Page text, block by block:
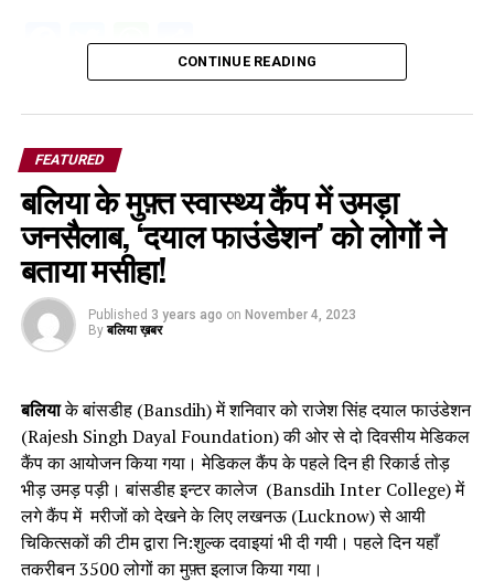
Facebook
Twitter
WhatsApp
Share
CONTINUE READING
FEATURED
बलिया के मुफ़्त स्वास्थ्य कैंप में उमड़ा
जनसैलाब, ‘दयाल फाउंडेशन’ को लोगों ने
बताया मसीहा!
Published 3 years ago on November 4, 2023
By बलिया ख़बर
बलियाके बांसडीह (Bansdih) में शनिवार को राजेश सिंह दयाल फाउंडेशन
(Rajesh Singh Dayal Foundation) की ओर से दो दिवसीय मेडिकल
कैंप का आयोजन किया गया। मेडिकल कैंप के पहले दिन ही रिकार्ड तोड़
भीड़ उमड़ पड़ी। बांसडीह इन्टर कालेज (Bansdih Inter College) में
लगे कैंप में मरीजों को देखने के लिए लखनऊ (Lucknow) से आयी
चिकित्सकों की टीम द्वारा नि:शुल्क दवाइयां भी दी गयी। पहले दिन यहाँ
तकरीबन 3500 लोगों का मुफ़्त इलाज किया गया।